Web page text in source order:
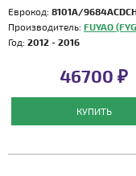
Еврокод: 8101A/
Производитель: FUYAO
Год: 2012 - 2016
46700 ₽
КУПИТЬ